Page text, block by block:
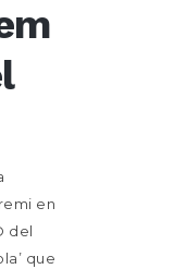
en
del
que